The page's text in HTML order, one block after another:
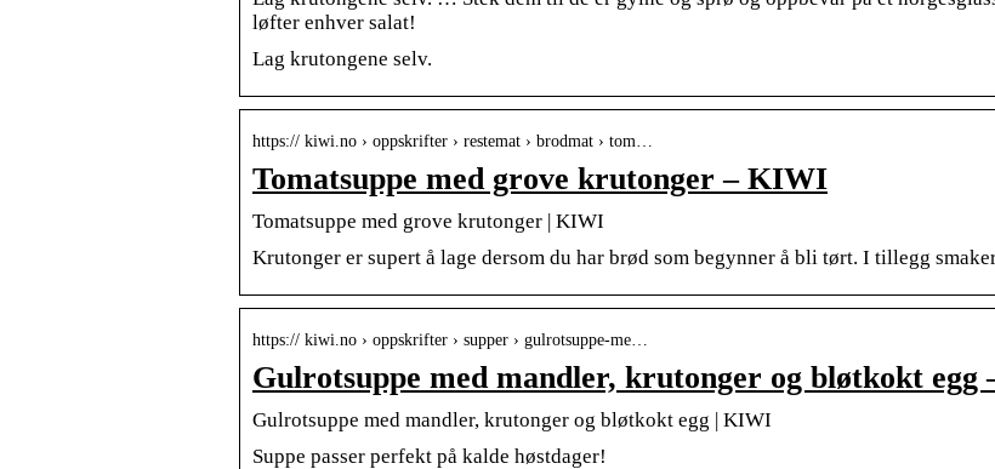
løfter enhver salat!
Lag krutongene selv.
https:// kiwi.no › oppskrifter › restemat › brodmat › tom…
Tomatsuppe med grove krutonger – KIWI
Tomatsuppe med grove krutonger | KIWI
Krutonger er supert å lage dersom du har brød som begynner å bli tørt. I tillegg
https:// kiwi.no › oppskrifter › supper › gulrotsuppe-me…
Gulrotsuppe med mandler, krutonger og bløtkokt
Gulrotsuppe med mandler, krutonger og bløtkokt egg | KIWI
Suppe passer perfekt på kalde høstdager!